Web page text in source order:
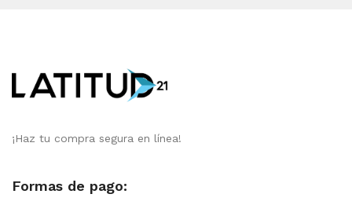
¡Haz tu compra segura en línea!
Formas de pago: